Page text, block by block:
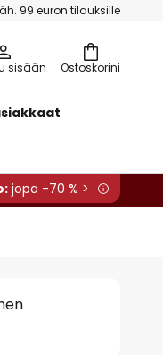
99 euron tilauksille
Ostoskorini
sisään
jopa -70 % >